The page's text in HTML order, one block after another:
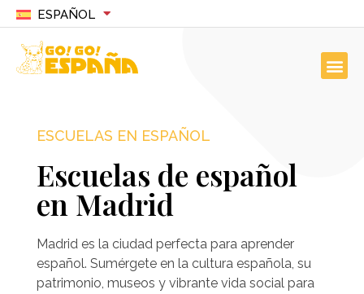
ESPAÑOL
ESCUELAS EN ESPAÑOL
Escuelas de español
en Madrid
Madrid es la ciudad perfecta para aprender
español. Sumérgete en la cultura española, su
patrimonio, museos y vibrante vida social para